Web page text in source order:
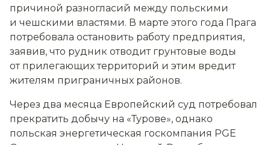
причиной разногласий между польскими
и чешскими властями. В марте этого года Прага
потребовала остановить работу предприятия,
заявив, что рудник отводит грунтовые воды
от прилегающих территорий и этим вредит
жителям приграничных районов.
Через два месяца Европейский суд потребовал
прекратить добычу на «Турове», однако
польская энергетическая госкомпания PGE